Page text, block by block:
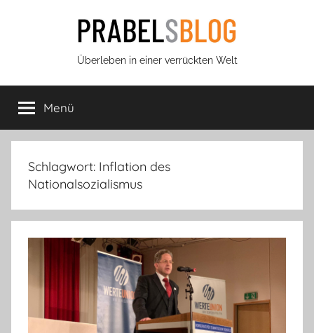
Prabels
Blog
Überleben in einer verrückten Welt
Menü
Schlagwort: Inflation des
Nationalsozialismus